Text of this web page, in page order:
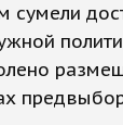
сумели